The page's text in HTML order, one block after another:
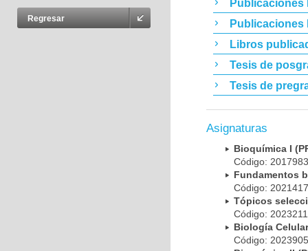
Regresar
Publicaciones
Publicaciones
Libros
Tesis de
Tesis de
Asignaturas
Bioquímica I
Código:
Fundamentos
Código:
Tópicos
Código:
Biología
Código: